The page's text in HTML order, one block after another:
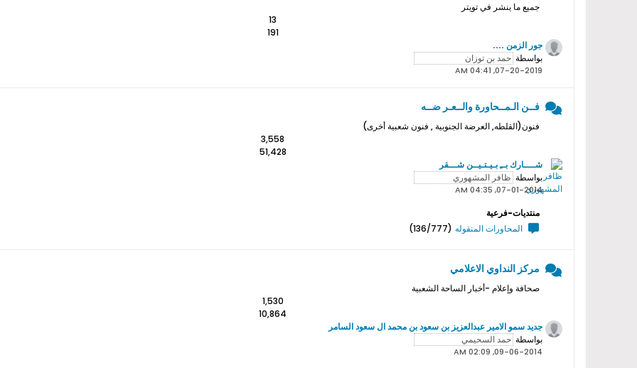
جميع ما ينشر في تويتر
13
191
جور الزمن ....
بواسطة
07-20-2019, 04:41 AM
فــن الـمــحاورة والــعـر ضــه
فنون(القلطه, العرضة الجنوبية , فنون شعبية أخرى)
3,558
51,428
شــــارك بــِ بـيـتـيــن شـــقر
بواسطة
07-01-2014, 04:35 AM
منتديات-فرعية
المحاورات المنقوله (136/777)
مركز النداوي الاعلامي
صحافة وإعلام -أخبار الساحة الشعبية
1,530
10,864
جديد سمو اﻻمير عبدالعزيز بن سعود بن محمد ال سعود السامر
بواسطة
09-06-2014, 02:09 AM